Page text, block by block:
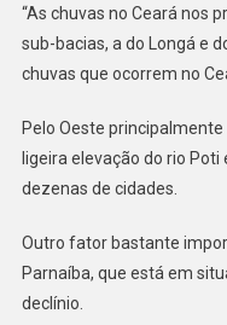
“As chuvas no Ceará nos
sub-bacias, a do Longá e
chuvas que ocorrem no
Pelo Oeste
ligeira elevação do rio
dezenas de cidades.
Outro fator bastante
Parnaíba, que está em
declínio.